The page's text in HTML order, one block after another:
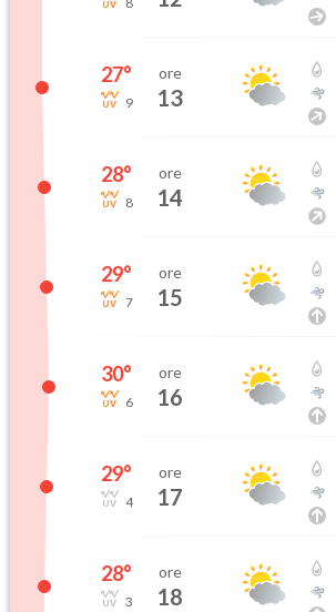
27°
9
ore
13
28°
8
ore
14
29°
7
ore
15
30°
6
ore
16
29°
4
ore
17
28°
3
ore
18